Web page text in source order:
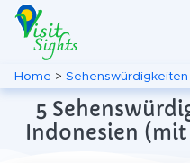
Home > Sehenswürdigkeiten
5
Indonesien